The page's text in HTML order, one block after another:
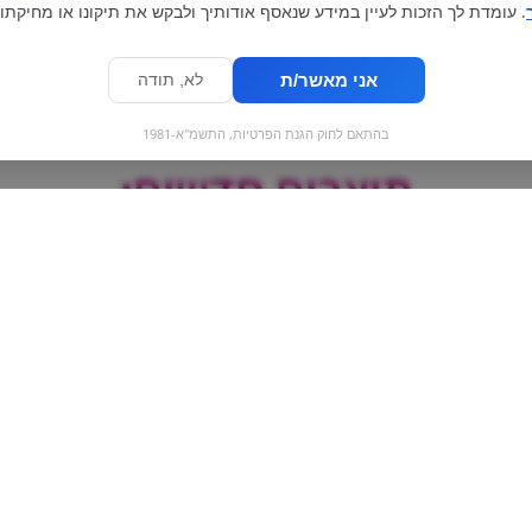
מוצרים חדשים:
. עומדת לך הזכות לעיין במידע שנאסף אודותיך ולבקש את תיקונו או
אני מאשר/ת לא, תודה
בהתאם לחוק הגנת הפרטיות, התשמ"א-1981